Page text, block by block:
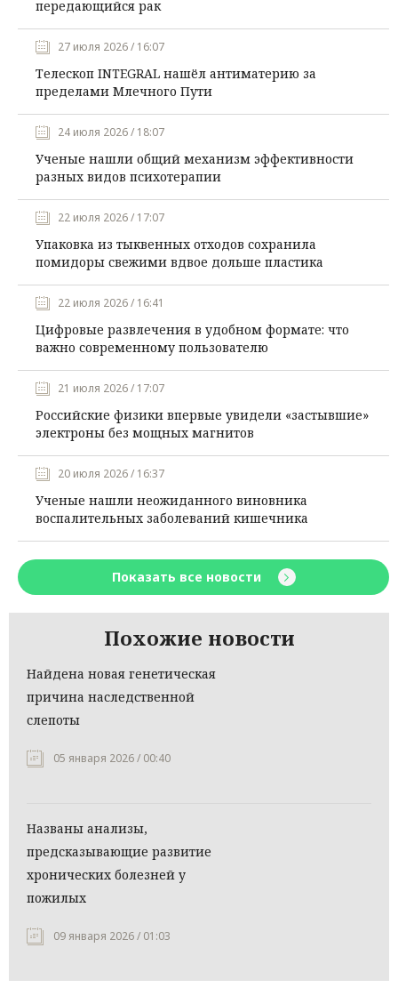
передающийся рак
27 июля 2026 / 16:07
Телескоп INTEGRAL нашёл антиматерию за
пределами Млечного Пути
24 июля 2026 / 18:07
Ученые нашли общий механизм эффективности
разных видов психотерапии
22 июля 2026 / 17:07
Упаковка из тыквенных отходов сохранила
помидоры свежими вдвое дольше пластика
22 июля 2026 / 16:41
Цифровые развлечения в удобном формате: что
важно современному пользователю
21 июля 2026 / 17:07
Российские физики впервые увидели «застывшие»
электроны без мощных магнитов
20 июля 2026 / 16:37
Ученые нашли неожиданного виновника
воспалительных заболеваний кишечника
Показать все новости
Похожие новости
Найдена новая генетическая
причина наследственной
слепоты
05 января 2026 / 00:40
Названы анализы,
предсказывающие развитие
хронических болезней у
пожилых
09 января 2026 / 01:03